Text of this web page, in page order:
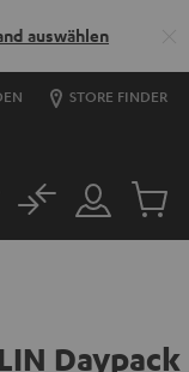
auswählen
STORE FINDER
Mein
Konto
No
Artikel
Daypack